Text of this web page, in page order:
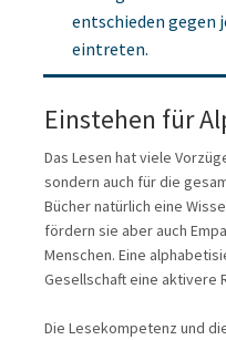
entschieden gegen
eintreten.
Einstehen für
Das Lesen hat viele
sondern auch für die
Bücher natürlich eine
fördern sie aber auch
Menschen. Eine
Gesellschaft eine aktivere
Die Lesekompetenz und